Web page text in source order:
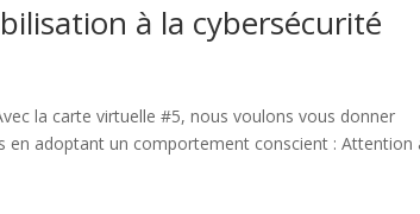
à la cybersécurité
la carte virtuelle #5, nous voulons vous donner
en adoptant un comportement conscient : Attention